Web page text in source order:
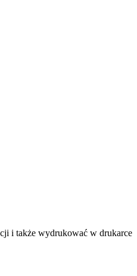
i także wydrukować w drukarce